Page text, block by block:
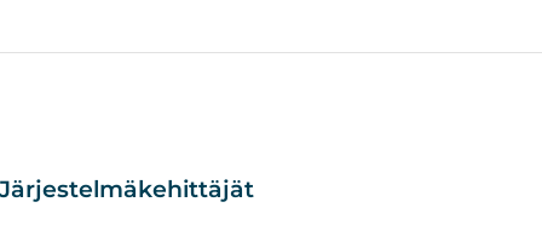
Järjestelmäkehittäjät